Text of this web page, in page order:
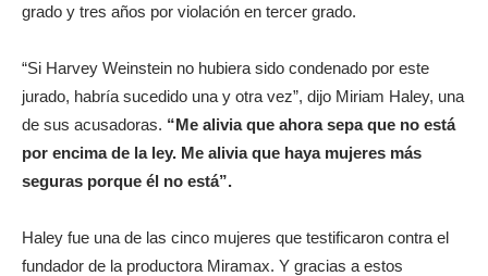
grado y tres años por violación en tercer grado.
“Si Harvey Weinstein no hubiera sido condenado por este
jurado, habría sucedido una y otra vez”, dijo Miriam Haley, una
de sus acusadoras. “Me alivia que ahora sepa que no está
por encima de la ley. Me alivia que haya mujeres más
seguras porque él no está”.
Haley fue una de las cinco mujeres que testificaron contra el
fundador de la productora Miramax. Y gracias a estos